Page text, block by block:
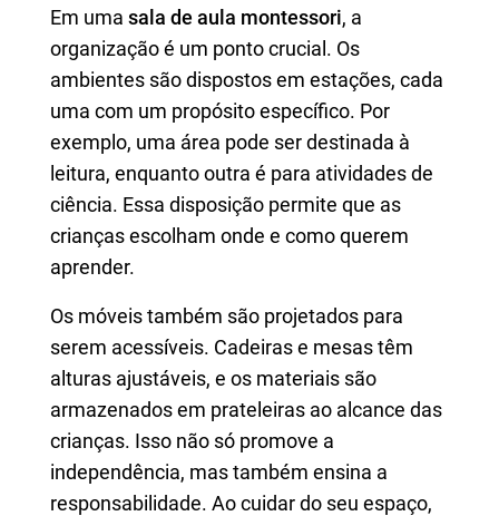
Em uma sala de aula montessori, a
organização é um ponto crucial. Os
ambientes são dispostos em estações, cada
uma com um propósito específico. Por
exemplo, uma área pode ser destinada à
leitura, enquanto outra é para atividades de
ciência. Essa disposição permite que as
crianças escolham onde e como querem
aprender.
Os móveis também são projetados para
serem acessíveis. Cadeiras e mesas têm
alturas ajustáveis, e os materiais são
armazenados em prateleiras ao alcance das
crianças. Isso não só promove a
independência, mas também ensina a
responsabilidade. Ao cuidar do seu espaço,